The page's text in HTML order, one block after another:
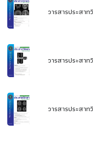
วารสารประสา
วารสารประสา
วารสารประสา